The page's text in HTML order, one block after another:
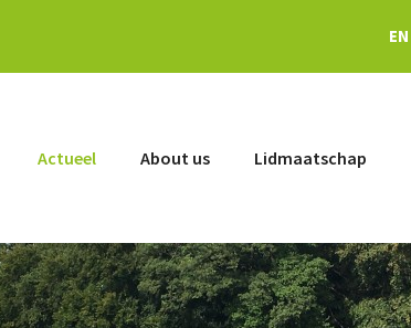
EN
Actueel About us Lidmaatschap